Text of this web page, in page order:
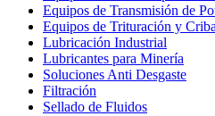
Equipos de Transmisión de
Equipos de Trituración y
Lubricación Industrial
Lubricantes para Minería
Soluciones Anti Desgaste
Filtración
Sellado de Fluidos